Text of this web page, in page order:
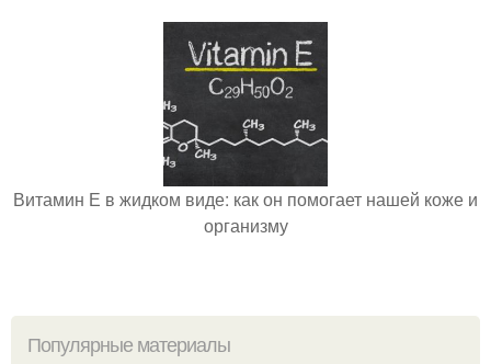
Витамин Е в жидком виде: как он помогает нашей коже и
организму
Популярные материалы